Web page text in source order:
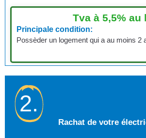
Tva à 5,5% au
Principale condition:
Possèder un logement qui a au moins 2
2.
Rachat de votre